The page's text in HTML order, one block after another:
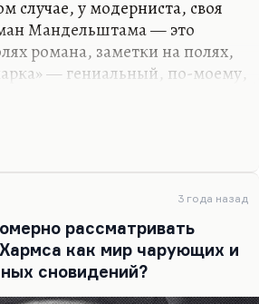
случае, у модерниста, своя
Мандельштама — это
романа, заметки на полях,
— гениальный, по-моему,
отошла от
реализма, назывался
Роман Хармса — это
сгущенный. И как мне сказал
ужасах сталинского времени
бы, совершенно
от реализма — говорит
все тексты его…
3 года назад
рассматривать
как мир чарующих и
сновидений?